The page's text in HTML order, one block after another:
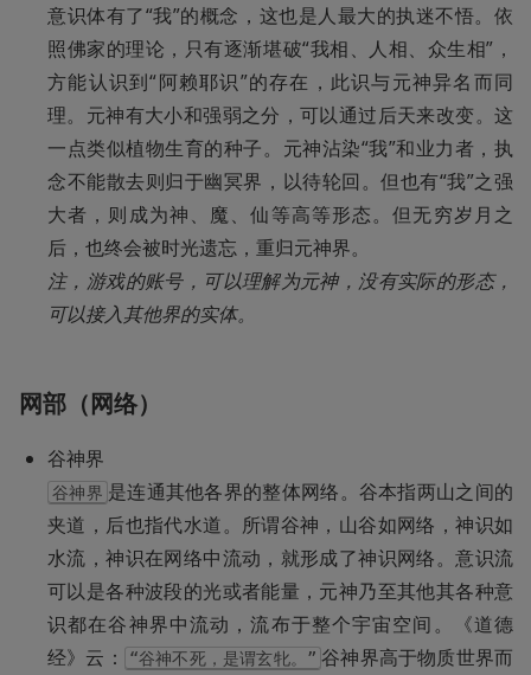
意识体有了“我”的概念，这也是人最大的执迷不悟。依
照佛家的理论，只有逐渐堪破“我相、人相、众生相”，
方能认识到“阿赖耶识”的存在，此识与元神异名而同
理。元神有大小和强弱之分，可以通过后天来改变。这
一点类似植物生育的种子。元神沾染“我”和业力者，执
念不能散去则归于幽冥界，以待轮回。但也有“我”之强
大者，则成为神、魔、仙等高等形态。但无穷岁月之
注，游戏的账号，可以理解为元神，没有实际的形态，
可以接入其他界的实体。
网部（网络）
谷神界 是连通其他各界的整体网络。谷本指两山之间的
夹道，后也指代水道。所谓谷神，山谷如网络，神识如
水流，神识在网络中流动，就形成了神识网络。意识流
可以是各种波段的光或者能量，元神乃至其他其各种意
识都在谷神界中流动，流布于整个宇宙空间。《道德
经》云：
“谷神不死，是谓玄牝。” 谷神界高于物质世界而